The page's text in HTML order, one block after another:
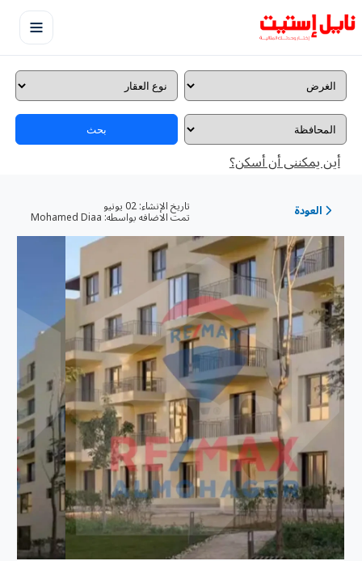
بحث
أين يمكننى أن أسكن؟
العودة تاريخ الإنشاء:
تمت الاضافه بواسطه: Mohamed Diaa